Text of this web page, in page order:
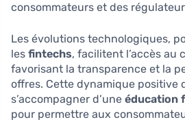
consommateurs et des
Les évolutions technologiques,
les fintechs, facilitent l’accès au
favorisant la transparence et la
offres. Cette dynamique positive
s’accompagner d’une éducation
pour permettre aux